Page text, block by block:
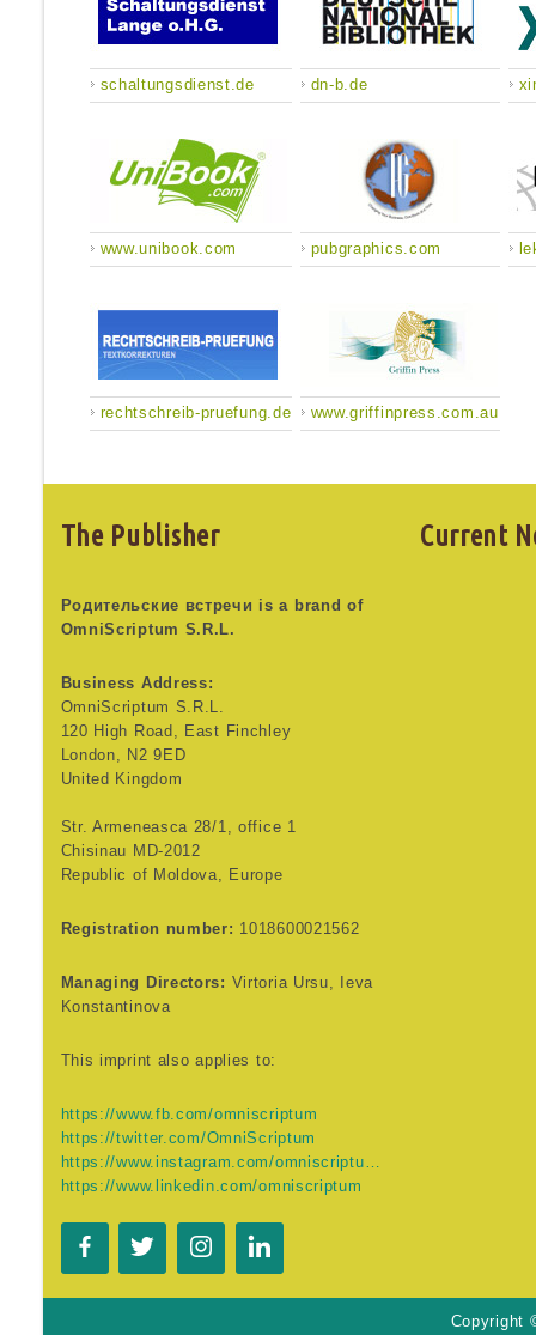
schaltungsdienst.de dn-b.de
www.unibook.com pubgraphics.com
rechtschreib-pruefung.de www.griffinpress.com.au
The Publisher
Родительские встречи is a brand of
OmniScriptum S.R.L.
Business Address:
OmniScriptum S.R.L.
120 High Road, East Finchley
London, N2 9ED
United Kingdom
Str. Armeneasca 28/1, office 1
Chisinau MD-2012
Republic of Moldova, Europe
Registration number: 1018600021562
Managing Directors: Virtoria Ursu, Ieva
Konstantinova
This imprint also applies to:
https://www.fb.com/omniscriptum
https://twitter.com/OmniScriptum
https://www.instagram.com/omniscriptum.publishing
https://www.linkedin.com/omniscriptum
Current
Copyright